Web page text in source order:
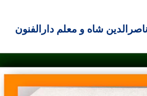
شاه و معلم دارالفنون